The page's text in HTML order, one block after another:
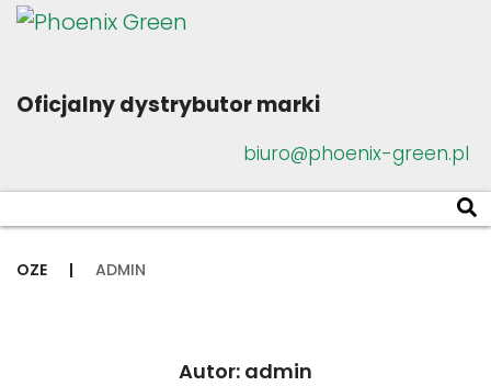
Oficjalny dystrybutor marki
biuro@phoenix-green.pl
OZE | ADMIN
Autor: admin